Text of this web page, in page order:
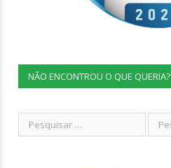
NÃO ENCONTROU O QUE QUERIA?